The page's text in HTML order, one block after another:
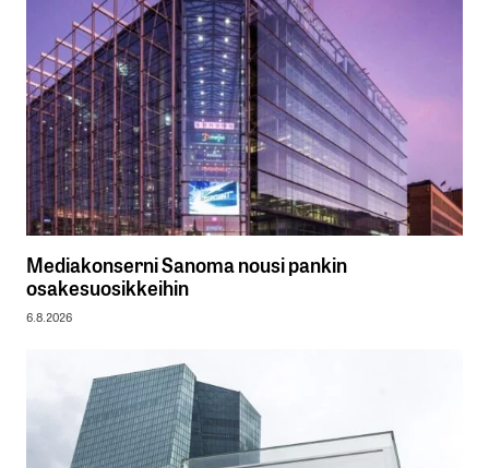
Mediakonserni Sanoma nousi pankin
osakesuosikkeihin
6.8.2026